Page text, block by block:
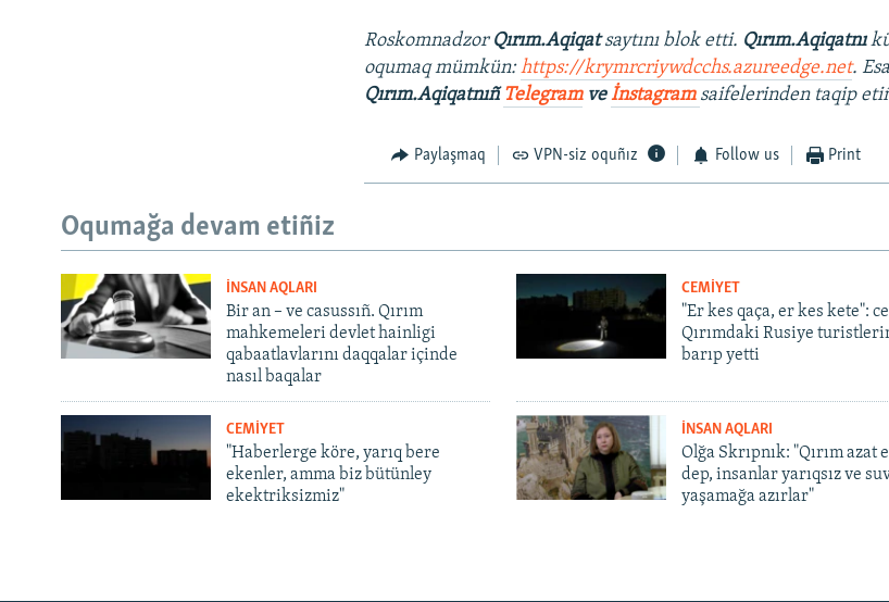
Русский
Roskomnadzor Qırım.Aqiqatsaytını blok etti. Qırım.Aqiqatnı
oqumaq mümkün:https://krymrcriywdcchs.azureedge.net.
Qırım.Aqiqatnıñ Telegramveİnstagram saifelerinden taqip
Paylaşmaq VPN-siz oquñız Follow us Print
Oqumağa devam etiñiz
İNSAN AQLARI
Bir an – ve casussıñ. Qırım
mahkemeleri devlet hainligi
qabaatlavlarını daqqalar içinde
nasıl baqalar
CEMİYET
"Er kes qaça, er kes kete":
Qırımdaki Rusiye
barıp yetti
CEMİYET
"Haberlerge köre, yarıq bere
ekenler, amma biz bütünley
ekektriksizmiz"
İNSAN AQLARI
Olğa Skrıpnık: "Qırım azat
dep, insanlar yarıqsız ve
yaşamağa azırlar"